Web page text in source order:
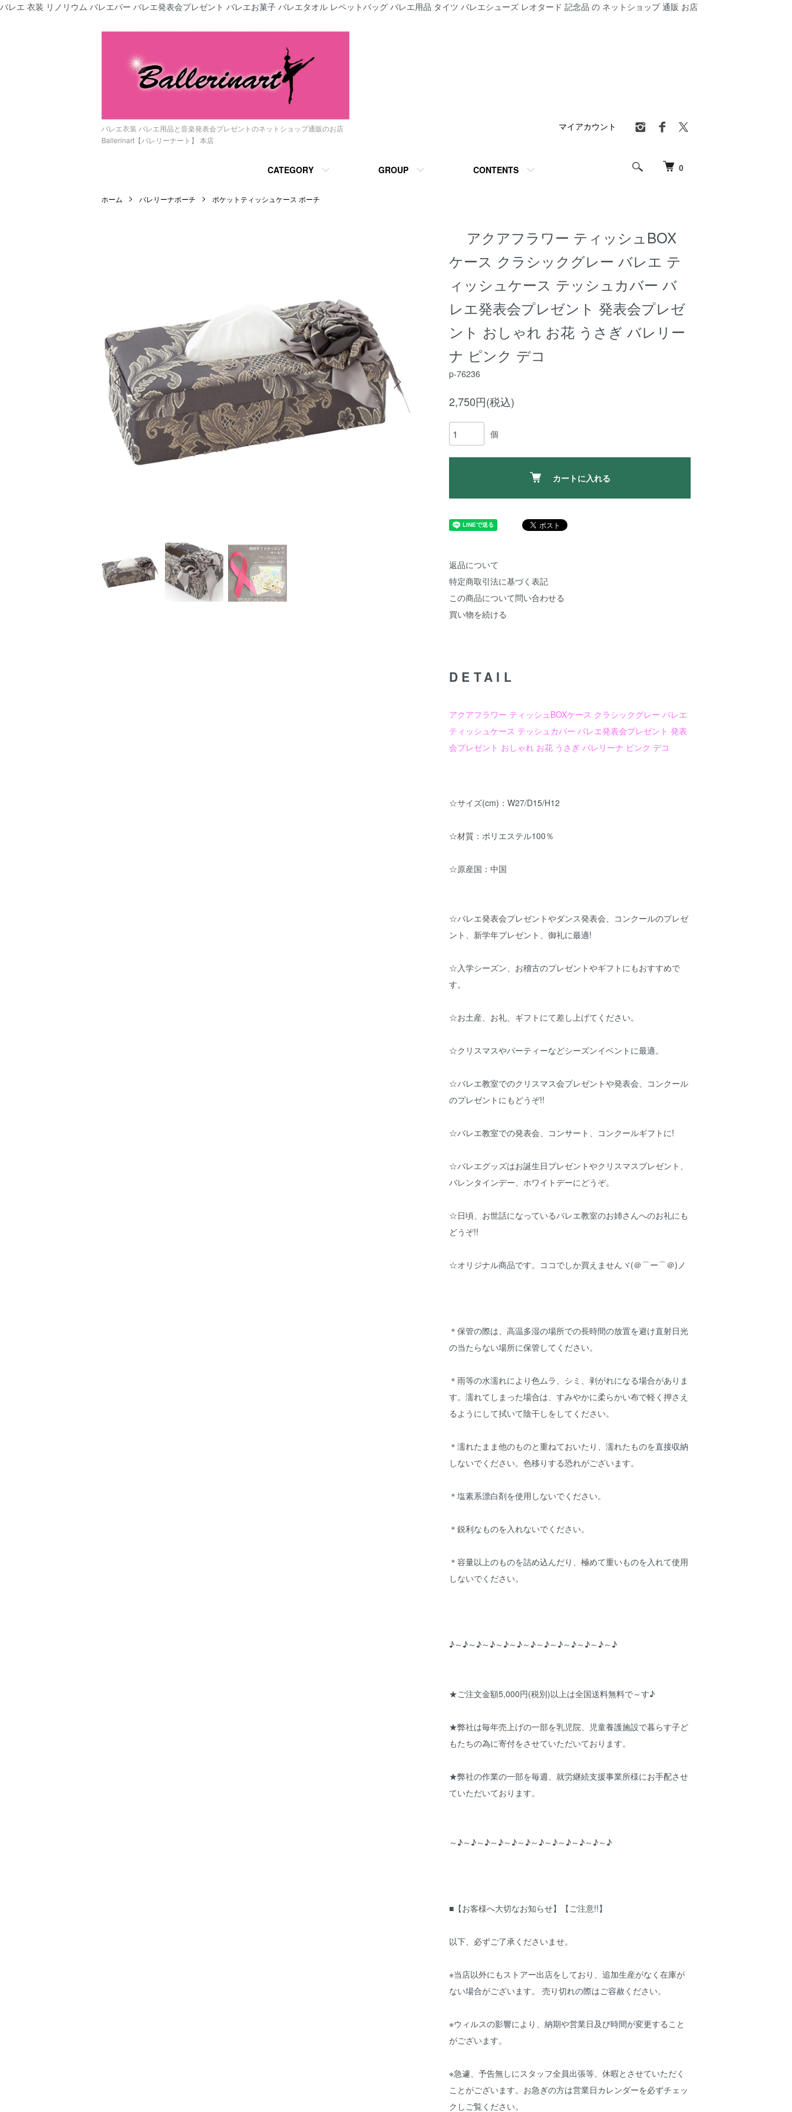
バレエ 衣装 リノリウム バレエバー バレエ発表会プレゼント バレエお菓子 バレエタオル レペットバッグ バレエ用品 タイツ バレエシューズ レオタード 記念品 の ネットショップ 通販 お店
バレエ衣装 バレエ用品と音楽発表会プレゼントのネットショップ通販のお店
Ballerinart【バレリーナート】 本店
0
CATEGORY GROUP CONTENTS
マイアカウント
ホーム バレリーナポーチ ポケットティッシュケース ポーチ
アクアフラワー ティッシュBOX
ケース クラシックグレー バレエ テ
ィッシュケース テッシュカバー バ
レエ発表会プレゼント 発表会プレゼ
ント おしゃれ お花 うさぎ バレリー
ナ ピンク デコ
p-76236
2,750円(税込)
個
カートに入れる
返品について
特定商取引法に基づく表記
この商品について問い合わせる
買い物を続ける
DETAIL
アクアフラワー ティッシュBOXケース クラシックグレー バレエ
ティッシュケース テッシュカバー バレエ発表会プレゼント 発表
会プレゼント おしゃれ お花 うさぎ バレリーナ ピンク デコ
☆サイズ(cm)：W27/D15/H12
☆材質：ポリエステル100％
☆原産国：中国
☆バレエ発表会プレゼントやダンス発表会、コンクールのプレゼ
ント、新学年プレゼント、御礼に最適!
☆入学シーズン、お稽古のプレゼントやギフトにもおすすめで
す。
☆お土産、お礼、ギフトにて差し上げてください。
☆クリスマスやパーティーなどシーズンイベントに最適。
☆バレエ教室でのクリスマス会プレゼントや発表会、コンクール
のプレゼントにもどうぞ!!
☆バレエ教室での発表会、コンサート、コンクールギフトに!
☆バレエグッズはお誕生日プレゼントやクリスマスプレゼント、
バレンタインデー、ホワイトデーにどうぞ。
☆日頃、お世話になっているバレエ教室のお姉さんへのお礼にも
どうぞ!!
☆オリジナル商品です。ココでしか買えませんヾ(＠⌒ー⌒＠)ノ
＊保管の際は、高温多湿の場所での長時間の放置を避け直射日光
の当たらない場所に保管してください。
＊雨等の水濡れにより色ムラ、シミ、剥がれになる場合がありま
す。濡れてしまった場合は、すみやかに柔らかい布で軽く押さえ
るようにして拭いて陰干しをしてください。
＊濡れたまま他のものと重ねておいたり、濡れたものを直接収納
しないでください。色移りする恐れがございます。
＊塩素系漂白剤を使用しないでください。
＊鋭利なものを入れないでください。
＊容量以上のものを詰め込んだり、極めて重いものを入れて使用
しないでください。
♪～♪～♪～♪～♪～♪～♪～♪～♪～♪～♪～♪～♪
★ご注文金額5,000円(税別)以上は全国送料無料で～す♪
★弊社は毎年売上げの一部を乳児院、児童養護施設で暮らす子ど
もたちの為に寄付をさせていただいております。
★弊社の作業の一部を毎週、就労継続支援事業所様にお手配させ
ていただいております。
～♪～♪～♪～♪～♪～♪～♪～♪～♪～♪～♪～♪
■【お客様へ大切なお知らせ】【ご注意!!】
以下、必ずご了承くださいませ。
※当店以外にもストアー出店をしており、追加生産がなく在庫が
ない場合がございます。 売り切れの際はご容赦ください。
※ウィルスの影響により、納期や営業日及び時間が変更すること
がございます。
※急遽、予告無しにスタッフ全員出張等、休暇とさせていただく
ことがございます。お急ぎの方は営業日カレンダーを必ずチェッ
クしご覧ください。